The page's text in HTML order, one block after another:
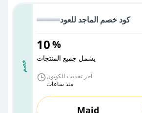
خصم
كود خصم الماجد للعود
10%
يشمل جميع المنتجات
آخر تحديث للكوبون
منذ ساعات
Majd